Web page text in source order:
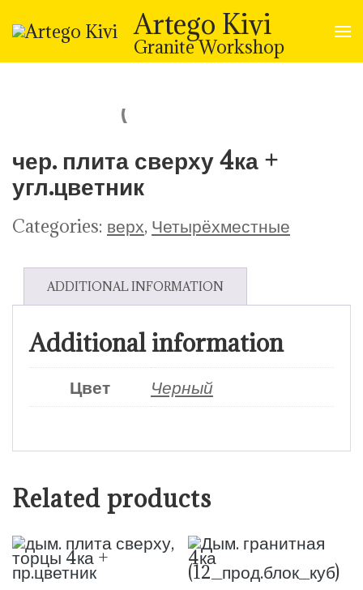
to
content
Enter)
Artego Kivi
Granite Workshop
чер. плита сверху 4ка +
угл.цветник
Categories: верх, Четырёхместные
ADDITIONAL INFORMATION
Additional information
Цвет Черный
Related products